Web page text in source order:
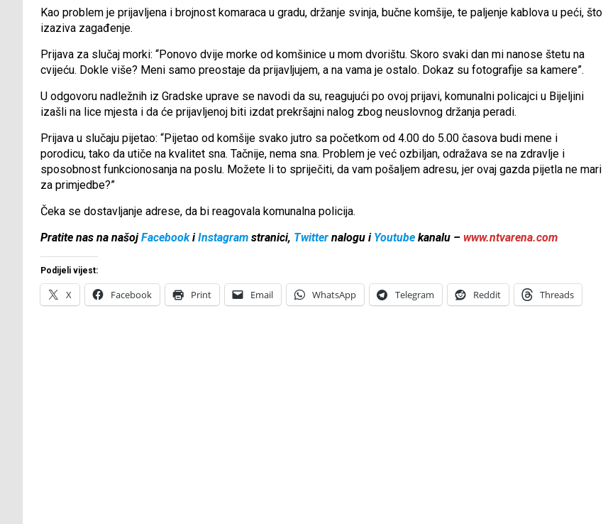
Kao problem je prijavljena i brojnost komaraca u gradu, držanje svinja, bučne komšije, te paljenje kablova u peći, što
izaziva zagađenje.
Prijava za slučaj morki: “Ponovo dvije morke od komšinice u mom dvorištu. Skoro svaki dan mi nanose štetu na
cvijeću. Dokle više? Meni samo preostaje da prijavljujem, a na vama je ostalo. Dokaz su fotografije sa kamere”.
U odgovoru nadležnih iz Gradske uprave se navodi da su, reagujući po ovoj prijavi, komunalni policajci u Bijeljini
izašli na lice mjesta i da će prijavljenoj biti izdat prekršajni nalog zbog neuslovnog držanja peradi.
Prijava u slučaju pijetao: “Pijetao od komšije svako jutro sa početkom od 4.00 do 5.00 časova budi mene i
porodicu, tako da utiče na kvalitet sna. Tačnije, nema sna. Problem je već ozbiljan, odražava se na zdravlje i
sposobnost funkcionosanja na poslu. Možete li to spriječiti, da vam pošaljem adresu, jer ovaj gazda pijetla ne mari
za primjedbe?”
Čeka se dostavljanje adrese, da bi reagovala komunalna policija.
Pratite nas na našojFacebooki Instagram stranici, Twitter nalogu i Youtube kanalu – www.ntvarena.com
Podijeli vijest:
X Facebook Print Email WhatsApp Telegram Reddit Threads